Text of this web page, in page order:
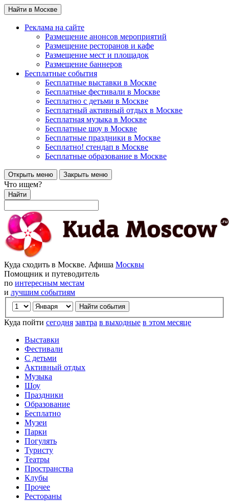
Найти в Москве
Реклама на сайте
Размещение анонсов мероприятий
Размещение ресторанов и кафе
Размещение мест и площадок
Размещение баннеров
Бесплатные события
Бесплатные выставки в Москве
Бесплатные фестивали в Москве
Бесплатно с детьми в Москве
Бесплатный активный отдых в Москве
Бесплатная музыка в Москве
Бесплатные шоу в Москве
Бесплатные праздники в Москве
Бесплатно! стендап в Москве
Бесплатные образование в Москве
Открыть меню Закрыть меню
Что ищем?
Найти
Куда сходить в Москве. Афиша Москвы
Помощник и путеводитель
по интересным местам
и лучшим событиям
Куда пойти сегодня завтра в выходные в этом месяце
Выставки
Фестивали
С детьми
Активный отдых
Музыка
Шоу
Праздники
Образование
Бесплатно
Музеи
Парки
Погулять
Туристу
Театры
Пространства
Клубы
Прочее
Рестораны